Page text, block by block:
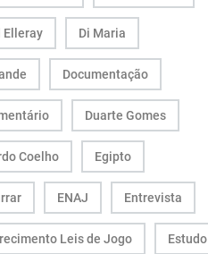
Elleray Di Maria
Documentação
Duarte Gomes
Coelho Egipto
ENAJ Entrevista
Leis de Jogo Estudo